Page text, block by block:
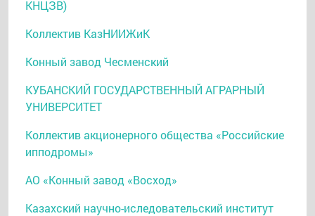
КНЦЗВ)
Коллектив КазНИИЖиК
Конный завод Чесменский
КУБАНСКИЙ ГОСУДАРСТВЕННЫЙ АГРАРНЫЙ
УНИВЕРСИТЕТ
Коллектив акционерного общества «Российские
ипподромы»
АО «Конный завод «Восход»
Казахский научно-иследовательский институт